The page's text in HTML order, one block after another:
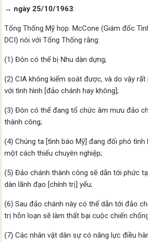
→ ngày 25/10/1963:
Tổng Thống Mỹ họp. McCone (Giám đốc
DCI) nói với Tổng Thống rằng:
(1) Đôn có thể bị Nhu dàn dựng;
(2) CIA không kiểm soát được, và do vậy
với tình hình [đảo chánh hay không];
(3) Đôn có thể đang tổ chức âm mưu đảo
thành công;
(4) Chúng ta [tình báo Mỹ] đang đối phó tình
một cách thiếu chuyên nghiệp;
(5) Đảo chánh thành công sẽ dẫn tới phức
dàn lãnh đạo [chính trị] yếu;
(6) Sau đảo chánh này có thể dẫn tới đảo
trị hỗn loạn sẽ làm thất bại cuộc chiến
(7) Các nhân vật dân sự có năng lực điều